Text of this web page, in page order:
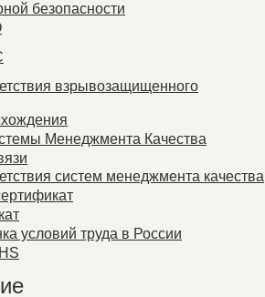
безопасности
взрывозащищенного
Менеджмента Качества
систем менеджмента качества
условий труда в России